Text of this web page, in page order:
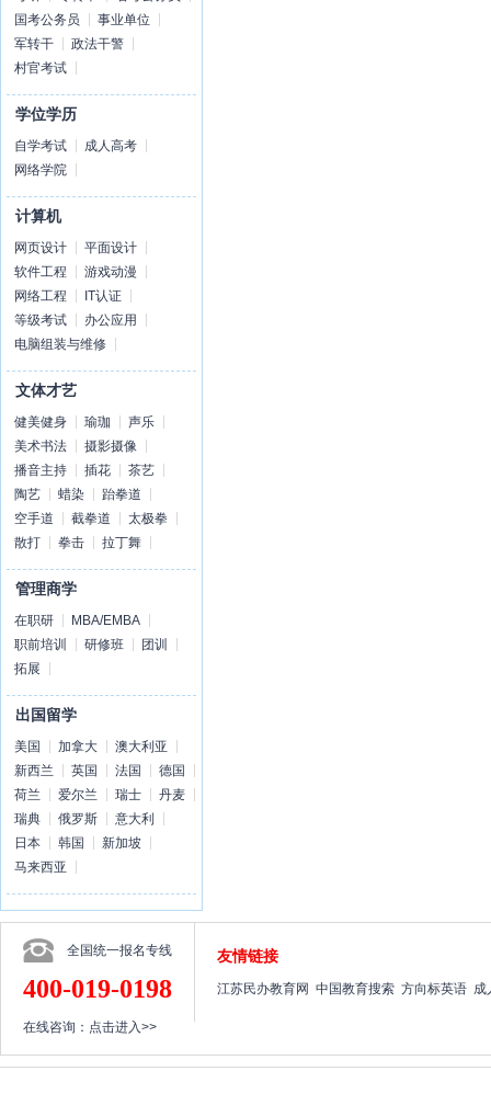
国考公务员
事业单位
军转干
政法干警
村官考试
学位学历
自学考试
成人高考
网络学院
计算机
网页设计
平面设计
软件工程
游戏动漫
网络工程
IT认证
等级考试
办公应用
电脑组装与维修
文体才艺
健美健身 瑜珈
声乐
美术书法
摄影摄像
播音主持
插花
茶艺
陶艺
蜡染
跆拳道
空手道
截拳道
太极拳
散打
拳击 拉丁舞
管理商学
在职研
MBA/EMBA
职前培训
研修班
团训
拓展
出国留学
美国 加拿大
澳大利亚
新西兰
英国 法国
德国
荷兰
爱尔兰 瑞士
丹麦
瑞典
俄罗斯
意大利
日本
韩国
新加坡
马来西亚
全国统一报名专线
400-019-0198
在线咨询： 点击进入>>
友情链接
江苏民办教育网 中国教育搜索 方向标英语 成